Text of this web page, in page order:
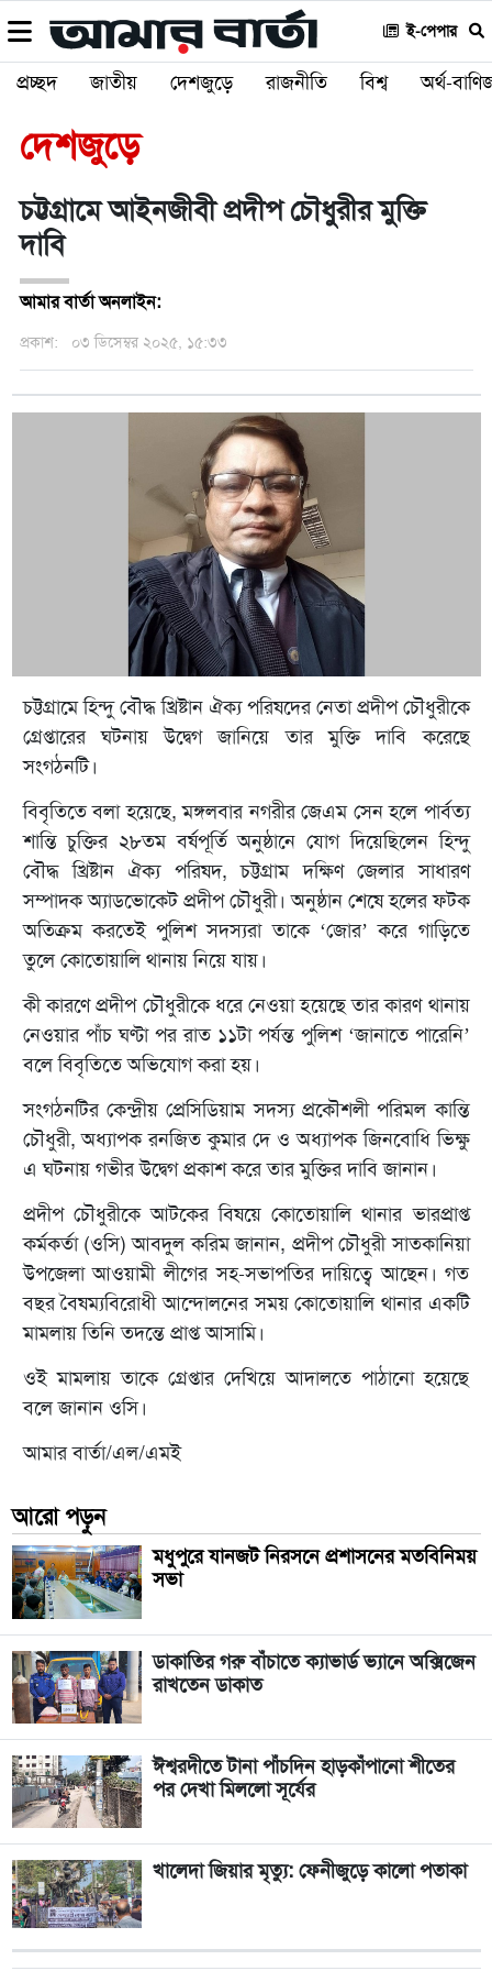
ই-পেপার
প্রচ্ছদ জাতীয় দেশজুড়ে রাজনীতি বিশ্ব অর্থ-
দেশজুড়ে
চট্টগ্রামে আইনজীবী প্রদীপ চৌধুরীর মুক্তি
দাবি
আমার বার্তা অনলাইন:
প্রকাশ: ০৩ ডিসেম্বর ২০২৫, ১৫:৩৩
চট্টগ্রামে হিন্দু বৌদ্ধ খ্রিষ্টান ঐক্য পরিষদের নেতা প্রদীপ চৌধুরীকে
গ্রেপ্তারের ঘটনায় উদ্বেগ জানিয়ে তার মুক্তি দাবি করেছে
সংগঠনটি।
বিবৃতিতে বলা হয়েছে, মঙ্গলবার নগরীর জেএম সেন হলে পার্বত্য
শান্তি চুক্তির ২৮তম বর্ষপূর্তি অনুষ্ঠানে যোগ দিয়েছিলেন হিন্দু
বৌদ্ধ খ্রিষ্টান ঐক্য পরিষদ, চট্টগ্রাম দক্ষিণ জেলার সাধারণ
সম্পাদক অ্যাডভোকেট প্রদীপ চৌধুরী। অনুষ্ঠান শেষে হলের ফটক
অতিক্রম করতেই পুলিশ সদস্যরা তাকে ‘জোর’ করে গাড়িতে
তুলে কোতোয়ালি থানায় নিয়ে যায়।
কী কারণে প্রদীপ চৌধুরীকে ধরে নেওয়া হয়েছে তার কারণ থানায়
নেওয়ার পাঁচ ঘণ্টা পর রাত ১১টা পর্যন্ত পুলিশ ‘জানাতে পারেনি’
বলে বিবৃতিতে অভিযোগ করা হয়।
সংগঠনটির কেন্দ্রীয় প্রেসিডিয়াম সদস্য প্রকৌশলী পরিমল কান্তি
চৌধুরী, অধ্যাপক রনজিত কুমার দে ও অধ্যাপক জিনবোধি ভিক্ষু
এ ঘটনায় গভীর উদ্বেগ প্রকাশ করে তার মুক্তির দাবি জানান।
প্রদীপ চৌধুরীকে আটকের বিষয়ে কোতোয়ালি থানার ভারপ্রাপ্ত
কর্মকর্তা (ওসি) আবদুল করিম জানান, প্রদীপ চৌধুরী সাতকানিয়া
উপজেলা আওয়ামী লীগের সহ-সভাপতির দায়িত্বে আছেন। গত
বছর বৈষম্যবিরোধী আন্দোলনের সময় কোতোয়ালি থানার একটি
মামলায় তিনি তদন্তে প্রাপ্ত আসামি।
ওই মামলায় তাকে গ্রেপ্তার দেখিয়ে আদালতে পাঠানো হয়েছে
বলে জানান ওসি।
আমার বার্তা/এল/এমই
আরো পড়ুন
মধুপুরে যানজট নিরসনে প্রশাসনের মতবিনিময়
সভা
ডাকাতির গরু বাঁচাতে ক্যাভার্ড ভ্যানে অক্সিজেন
রাখতেন ডাকাত
ঈশ্বরদীতে টানা পাঁচদিন হাড়কাঁপানো শীতের
পর দেখা মিললো সূর্যের
খালেদা জিয়ার মৃত্যু: ফেনীজুড়ে কালো পতাকা